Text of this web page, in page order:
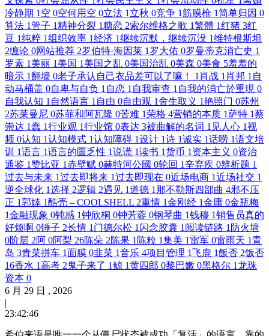
冷静期 1 空 0空何用空 0立法 1 立秋 0竞争 1筋膜枪 1简单归因 0
算法 1管子 1精神分裂 1糖恋 2索尔维格之歌 1繁體 1红猪 3红
豆 1纯粹 1组织效率 1经济 1继续沉默，继续沉没 1维特根斯坦
2缠论 0网站推荐 2罗伯特·海因莱 1 罗大佑 0罗曼蒂克消亡史 1
罗素 1 美丽 1 美国 1 美国之乱 0美国治乱 0美森 0美食 5羞羞的
暗示 1翻墙 0老子承认自己衣品差可以了嘛！ 1 肖战 1 肖邦 1 自
动马桶盖 0自卑与自负 1 自恋 1 自我审查 1 自我的消亡於重現 0
自我认知 1 自然语言 1 自由 0自由观 1舍生取义 1艳照门 0苏州
2苏莱曼尼 0苏菲和阿瓦隆 0苦难 1荣格 4营销的本质 1萨特 1蔡
崇达 1蠢 1行业观 1行业馆 0表达 3被曲解的名词 1 见人心 1视
频 0认知 1认知模式 1认知障碍 1设计 1诗 1诚实 1话唠 1语文培
训 1语言 1语言的匮乏性 1说谎 1读书 1货币 1 资本主义 0资治
通鉴 1赞比亚 1赤壁赋 0赫特河公國 0轮回 1辛弃疾 0辨析题 1
过去与未来 1过去即将来 1过去即现在 0近场电商 1近场社交 1
逆全球化 1选择 2逻辑 2遇见 1道德 1那不勒斯四部曲 4邪不压
正 1郭婞 1酷壳 – COOLSHELL 2重情 1金刚经 1金庸 0金瓶梅
1金融现象 0钝感 1钟欣桐 0钟芳蓉 0钢琴曲 1钱穆 1销售员真的
好烦啊 0锤子 2长情 1 门德尔松 1 闪念胶囊 1 阅读链路 1 防火墙
0阶层 2阿 0阿梨 26陈朵 2陈果 1 陈粒 1集美 1雷军 0雷雨天 1青
岛 3青菜拼车 1面膜 0韭菜 1音乐 4项目管理 1飞鹿 1飯否 2饭否
16香水 1高考 2鬼子来了 1鲸 1黄四郎 0黎巴嫩 0黑格尔 1龙珠
资本 0
6 月 29 日 , 2026
|
23:42:46